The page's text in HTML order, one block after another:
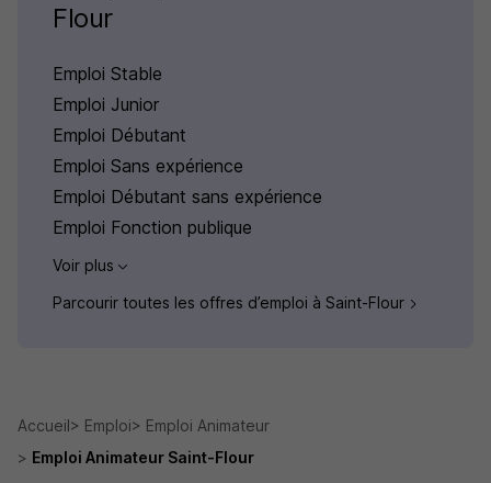
Flour
Emploi Stable
Emploi Junior
Emploi Débutant
Emploi Sans expérience
Emploi Débutant sans expérience
Emploi Fonction publique
Voir plus
Parcourir toutes les offres d’emploi à Saint-Flour
Accueil Emploi
Emploi Animateur
Emploi Animateur Saint-Flour